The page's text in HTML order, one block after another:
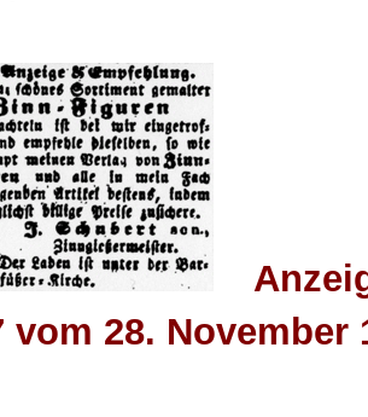
vom 28. November